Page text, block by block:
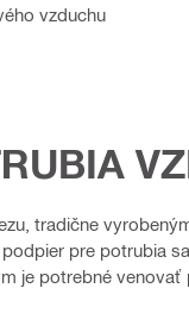
vzduchu
tradične
pre potrubia
potrebné